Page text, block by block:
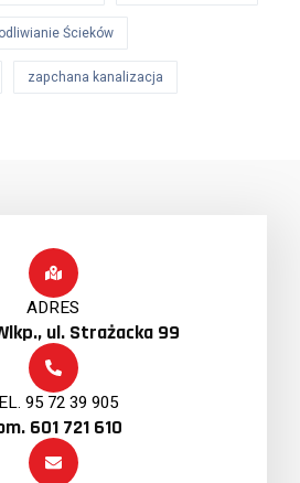
Ścieków
zapchana kanalizacja
ADRES
ul. Strażacka 99
95 72 39 905
601 721 610